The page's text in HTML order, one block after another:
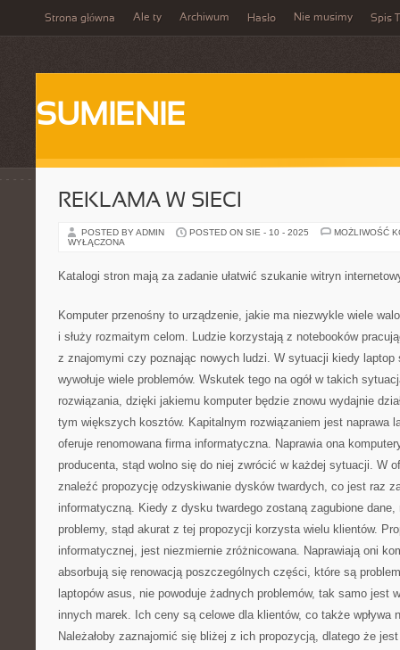
Strona główna Ale ty Archiwum Hasło Nie musimy Spis
SUMIENIE
REKLAMA W SIECI
POSTED BY ADMIN POSTED ON SIE - 10 - 2025
MOŻLIWOŚĆ
WYŁĄCZONA
Katalogi stron mają za zadanie ułatwić szukanie witryn
Komputer przenośny to urządzenie, jakie ma niezwykle wiele
i służy rozmaitym celom. Ludzie korzystają z notebooków
z znajomymi czy poznając nowych ludzi. W sytuacji kiedy laptop
wywołuje wiele problemów. Wskutek tego na ogół w takich
rozwiązania, dzięki jakiemu komputer będzie znowu wydajnie
tym większych kosztów. Kapitalnym rozwiązaniem jest naprawa
oferuje renomowana firma informatyczna. Naprawia ona
producenta, stąd wolno się do niej zwrócić w każdej sytuacji. W
znaleźć propozycję odzyskiwanie dysków twardych, co jest raz
informatyczną. Kiedy z dysku twardego zostaną zagubione
problemy, stąd akurat z tej propozycji korzysta wielu klientów.
informatycznej, jest niezmiernie zróżnicowana. Naprawiają oni
absorbują się renowacją poszczególnych części, które są
laptopów asus, nie powoduje żadnych problemów, tak samo jest
innych marek. Ich ceny są celowe dla klientów, co także wpływa
Należałoby zaznajomić się bliżej z ich propozycją, dlatego że